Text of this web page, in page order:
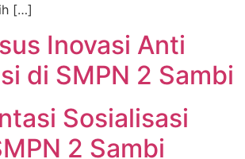
[…]
Inovasi Anti
di SMPN 2 Sambi
Sosialisasi
2 Sambi